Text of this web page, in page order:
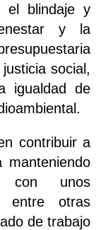
el blindaje y
y la
social,
igualdad de
contribuir a
con unos
entre otras
de trabajo